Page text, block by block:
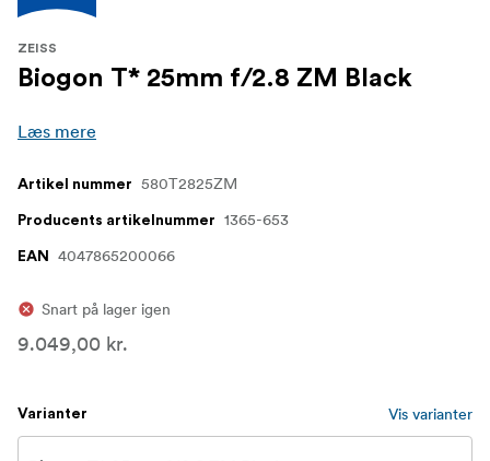
ZEISS
Biogon T* 25mm f/2.8 ZM Black
Læs mere
Artikel nummer 580T2825ZM
Producents artikelnummer 1365-653
EAN 4047865200066
Snart på lager igen
9.049,00 kr.
Varianter Vis varianter